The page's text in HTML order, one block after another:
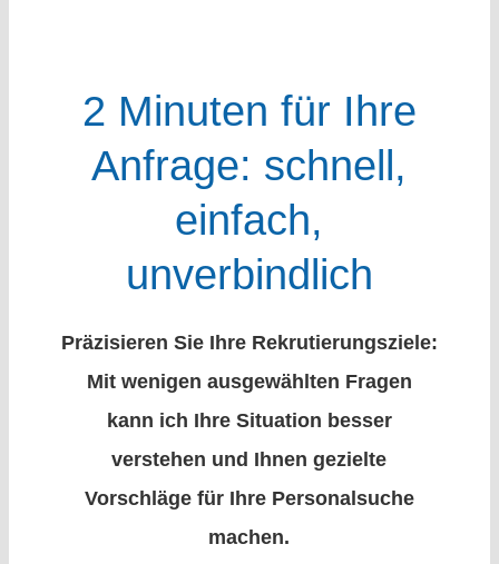
2 Minuten für Ihre
Anfrage: schnell,
einfach,
unverbindlich
Präzisieren Sie Ihre Rekrutierungsziele:
Mit wenigen ausgewählten Fragen
kann ich Ihre Situation besser
verstehen und Ihnen gezielte
Vorschläge für Ihre Personalsuche
machen.